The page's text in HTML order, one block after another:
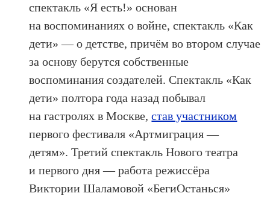
спектакль «Я есть!» основан
на воспоминаниях о войне, спектакль «Как
дети» — о детстве, причём во втором случае
за основу берутся собственные
воспоминания создателей. Спектакль «Как
дети» полтора года назад побывал
на гастролях в Москве,став участником
первого фестиваля «Артмиграция —
детям». Третий спектакль Нового театра
и первого дня — работа режиссёра
Виктории Шаламовой «БегиОстанься»